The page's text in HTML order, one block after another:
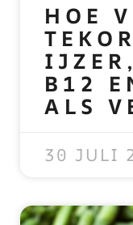
HOE
B12
ALS
30 JULI